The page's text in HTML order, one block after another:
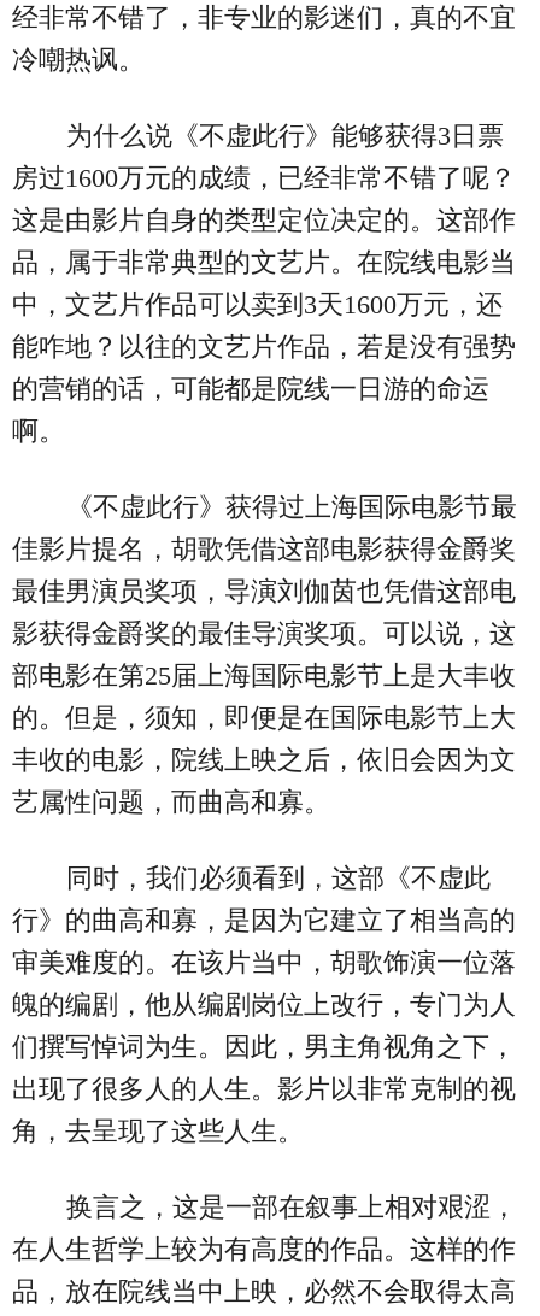
经非常不错了，非专业的影迷们，真的不宜
冷嘲热讽。
为什么说《不虚此行》能够获得3日票
房过1600万元的成绩，已经非常不错了呢？
这是由影片自身的类型定位决定的。这部作
品，属于非常典型的文艺片。在院线电影当
中，文艺片作品可以卖到3天1600万元，还
能咋地？以往的文艺片作品，若是没有强势
的营销的话，可能都是院线一日游的命运
啊。
《不虚此行》获得过上海国际电影节最
佳影片提名，胡歌凭借这部电影获得金爵奖
最佳男演员奖项，导演刘伽茵也凭借这部电
影获得金爵奖的最佳导演奖项。可以说，这
部电影在第25届上海国际电影节上是大丰收
的。但是，须知，即便是在国际电影节上大
丰收的电影，院线上映之后，依旧会因为文
艺属性问题，而曲高和寡。
同时，我们必须看到，这部《不虚此
行》的曲高和寡，是因为它建立了相当高的
审美难度的。在该片当中，胡歌饰演一位落
魄的编剧，他从编剧岗位上改行，专门为人
们撰写悼词为生。因此，男主角视角之下，
出现了很多人的人生。影片以非常克制的视
角，去呈现了这些人生。
换言之，这是一部在叙事上相对艰涩，
在人生哲学上较为有高度的作品。这样的作
品，放在院线当中上映，必然不会取得太高